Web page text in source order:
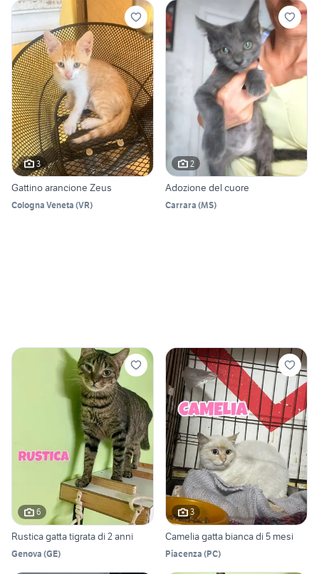
3
Gattino arancione Zeus
Cologna Veneta (VR)
2
Adozione del cuore
Carrara (MS)
6
Rustica gatta tigrata di 2 anni
Genova (GE)
3
Camelia gatta bianca di 5 mesi
Piacenza (PC)